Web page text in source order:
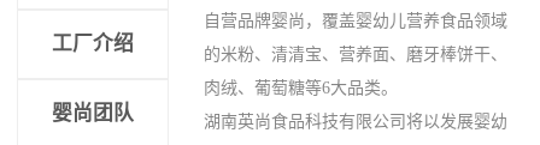
工厂介绍
婴尚团队
自营品牌婴尚，覆盖婴幼儿营养食品领域
的米粉、清清宝、营养面、磨牙棒饼干、
肉绒、葡萄糖等6大品类。
湖南英尚食品科技有限公司将以发展婴幼